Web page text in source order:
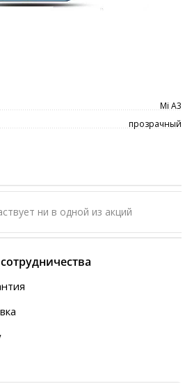
Mi A3
прозрачный
ни в одной из акций